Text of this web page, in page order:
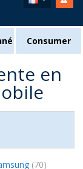
Consumer
en
(70)